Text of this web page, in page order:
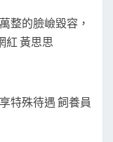
整的臉嶮毀容，
紅 黃思思
特殊待遇 飼養員